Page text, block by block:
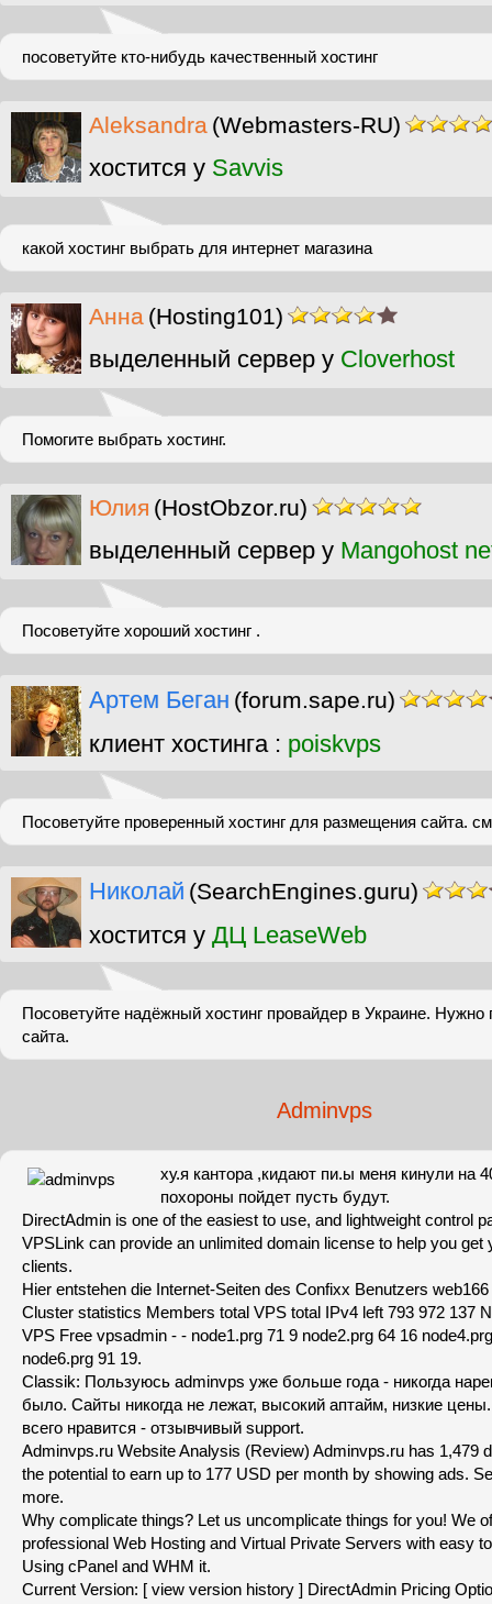
посоветуйте кто-нибудь качественный хостинг
Aleksandra (Webmasters-RU)
хостится у Savvis
какой хостинг выбрать для интернет магазина
Анна (Hosting101)
выделенный сервер у Cloverhost
Помогите выбрать хостинг.
Юлия (HostObzor.ru)
выделенный сервер у Mangohost
Посоветуйте хороший хостинг .
Артем Беган (forum.sape.ru)
клиент хостинга : poiskvps
Посоветуйте проверенный хостинг для размещения сайта.
Николай (SearchEngines.guru)
хостится у ДЦ LeaseWeb
Посоветуйте надёжный хостинг провайдер в Украине. Нужно
сайта.
Adminvps
ху.я кантора ,кидают пи.ы меня кинули на
похороны пойдет пусть будут.
DirectAdmin is one of the easiest to use, and lightweight control
VPSLink can provide an unlimited domain license to help you get
clients.
Hier entstehen die Internet-Seiten des Confixx Benutzers web166
Cluster statistics Members total VPS total IPv4 left 793 972 137
VPS Free vpsadmin - - node1.prg 71 9 node2.prg 64 16
node6.prg 91 19.
Classik: Пользуюсь adminvps уже больше года - никогда
было. Сайты никогда не лежат, высокий аптайм, низкие
всего нравится - отзывчивый support.
Adminvps.ru Website Analysis (Review) Adminvps.ru has 1,479
the potential to earn up to 177 USD per month by showing ads.
more.
Why complicate things? Let us uncomplicate things for you! We
professional Web Hosting and Virtual Private Servers with easy
Using cPanel and WHM it.
Current Version: [ view version history ] DirectAdmin Pricing